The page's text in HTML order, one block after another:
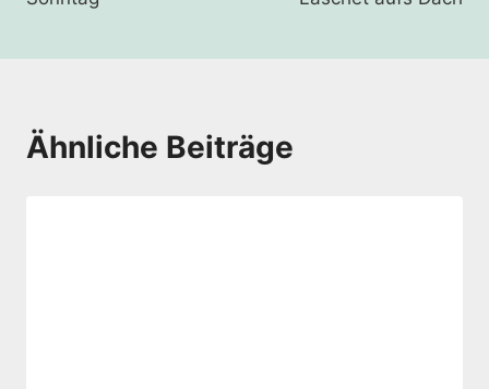
Ähnliche Beiträge